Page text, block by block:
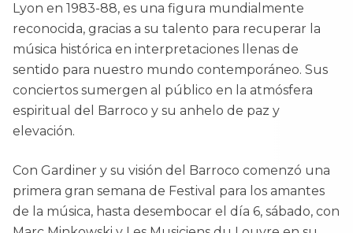
Lyon en 1983-88, es una figura mundialmente
reconocida, gracias a su talento para recuperar la
música histórica en interpretaciones llenas de
sentido para nuestro mundo contemporáneo. Sus
conciertos sumergen al público en la atmósfera
espiritual del Barroco y su anhelo de paz y
elevación.
Con Gardiner y su visión del Barroco comenzó una
primera gran semana de Festival para los amantes
de la música, hasta desembocar el día 6, sábado, con